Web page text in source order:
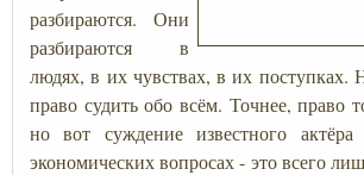
разбираются. Они
разбираются в
людях, в их чувствах, в их поступках.
право судить обо всём. Точнее, право
но вот суждение известного
экономических вопросах - это всего